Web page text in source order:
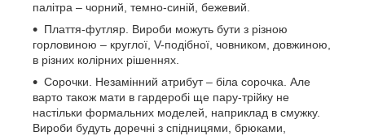
палітра – чорний, темно-синій, бежевий.
Плаття-футляр. Вироби можуть бути з різною
горловиною – круглої, V-подібної, човником, довжиною,
в різних колірних рішеннях.
Сорочки. Незамінний атрибут – біла сорочка. Але
варто також мати в гардеробі ще пару-трійку не
настільки формальних моделей, наприклад в смужку.
Вироби будуть доречні з спідницями, брюками,